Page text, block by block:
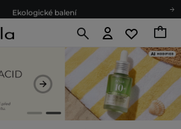
Ekologické balení
Doporučovací Program
Darkové karty
Ekologické balení